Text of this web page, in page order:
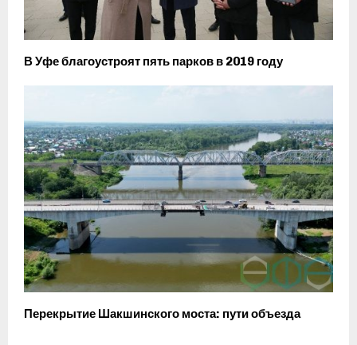
В Уфе благоустроят пять парков в 2019 году
Перекрытие Шакшинского моста: пути объезда